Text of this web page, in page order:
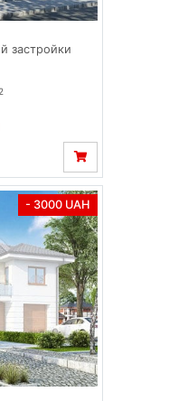
застройки
2
- 3000 UAH